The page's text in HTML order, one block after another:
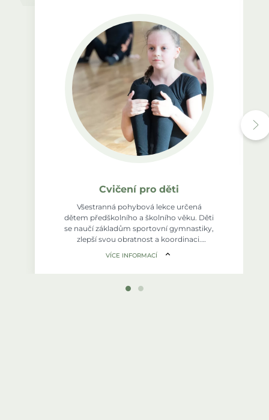
Cvičení pro děti
Všestranná pohybová lekce určená
dětem předškolního a školního věku. Děti
se naučí základům sportovní gymnastiky,
zlepší svou obratnost a koordinaci.
Cvičení je vhodné i jako kompenzační
cvičení při jednostranně zaměřeném
Pondělí 15.00 - 16.00 / 16.00-17.00
VÍCE INFORMACÍ